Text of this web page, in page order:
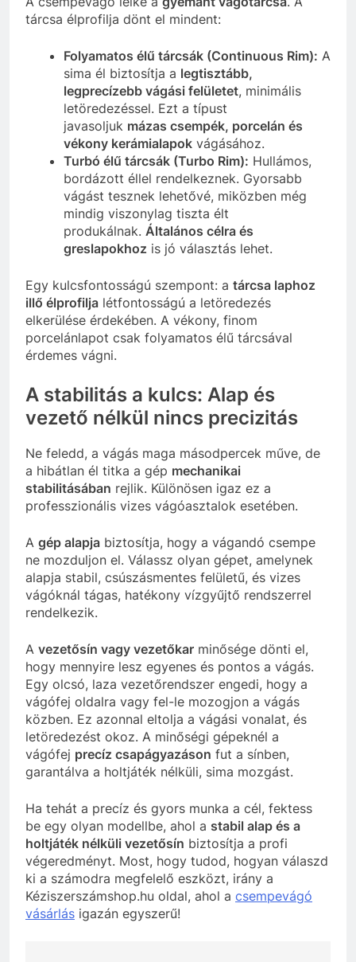
tárcsa élprofilja dönt el mindent:
Folyamatos élű tárcsák (Continuous Rim): A
sima él biztosítja a legtisztább,
legprecízebb vágási felületet, minimális
letöredezéssel. Ezt a típust
javasoljuk mázas csempék, porcelán és
vékony kerámialapok vágásához.
Turbó élű tárcsák (Turbo Rim): Hullámos,
bordázott éllel rendelkeznek. Gyorsabb
vágást tesznek lehetővé, miközben még
mindig viszonylag tiszta élt
produkálnak. Általános célra és
greslapokhoz is jó választás lehet.
Egy kulcsfontosságú szempont: a tárcsa laphoz
illő élprofilja létfontosságú a letöredezés
elkerülése érdekében. A vékony, finom
porcelánlapot csak folyamatos élű tárcsával
érdemes vágni.
A stabilitás a kulcs: Alap és
vezető nélkül nincs precizitás
Ne feledd, a vágás maga másodpercek műve, de
a hibátlan él titka a gép mechanikai
stabilitásában rejlik. Különösen igaz ez a
professzionális vizes vágóasztalok esetében.
A gép alapja biztosítja, hogy a vágandó csempe
ne mozduljon el. Válassz olyan gépet, amelynek
alapja stabil, csúszásmentes felületű, és vizes
vágóknál tágas, hatékony vízgyűjtő rendszerrel
rendelkezik.
A vezetősín vagy vezetőkar minősége dönti el,
hogy mennyire lesz egyenes és pontos a vágás.
Egy olcsó, laza vezetőrendszer engedi, hogy a
vágófej oldalra vagy fel-le mozogjon a vágás
közben. Ez azonnal eltolja a vágási vonalat, és
letöredezést okoz. A minőségi gépeknél a
vágófej precíz csapágyazáson fut a sínben,
garantálva a holtjáték nélküli, sima mozgást.
Ha tehát a precíz és gyors munka a cél, fektess
be egy olyan modellbe, ahol a stabil alap és a
holtjáték nélküli vezetősín biztosítja a profi
végeredményt. Most, hogy tudod, hogyan válaszd
ki a számodra megfelelő eszközt, irány a
Kéziszerszámshop.hu oldal, ahol a csempevágó
vásárlás igazán egyszerű!